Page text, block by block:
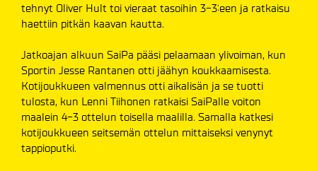
tehnyt Oliver Hult toi vieraat tasoihin 3-3:een ja ratkaisu
haettiin pitkän kaavan kautta.
Jatkoajan alkuun SaiPa pääsi pelaamaan ylivoiman, kun
Sportin Jesse Rantanen otti jäähyn koukkaamisesta.
Kotijoukkueen valmennus otti aikalisän ja se tuotti
tulosta, kun Lenni Tiihonen ratkaisi SaiPalle voiton
maalein 4-3 ottelun toisella maalilla. Samalla katkesi
kotijoukkueen seitsemän ottelun mittaiseksi venynyt
tappioputki.